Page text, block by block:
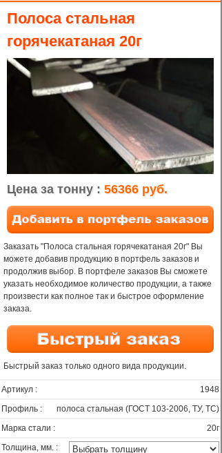
Полоса стальная
горячекатаная 20г
Цена за тонну : 56366 руб.
Заказать "Полоса стальная горячекатаная 20г" Вы
можете добавив продукцию в портфель заказов и
продолжив выбор. В портфеле заказов Вы сможете
указать необходимое количество продукции, а также
произвести как полное так и быстрое оформление
заказа.
Быстрый заказ только одного вида продукции.
Артикул :
1948
Профиль :
полоса стальная (ГОСТ 103-2006, ТУ, ТС)
Марка стали :
20г
Толщина, мм. :